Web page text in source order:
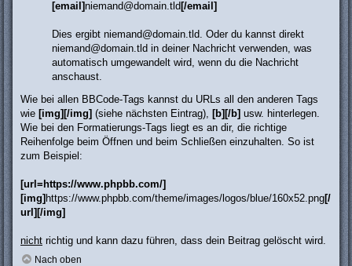
[email]niemand@domain.tld[/email]
Dies ergibt niemand@domain.tld. Oder du kannst direkt
niemand@domain.tld in deiner Nachricht verwenden, was
automatisch umgewandelt wird, wenn du die Nachricht
anschaust.
Wie bei allen BBCode-Tags kannst du URLs all den anderen Tags
wie [img][/img] (siehe nächsten Eintrag), [b][/b] usw. hinterlegen.
Wie bei den Formatierungs-Tags liegt es an dir, die richtige
Reihenfolge beim Öffnen und beim Schließen einzuhalten. So ist
zum Beispiel:
[url=https://www.phpbb.com/]
[img] https://www.phpbb.com/theme/images/logos/blue/160x52.png[/
url][/img]
nicht richtig und kann dazu führen, dass dein Beitrag gelöscht wird.
Nach oben